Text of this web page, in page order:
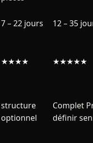
7 – 22 jours 12 – 35
★★★★ ★★★★★
structure
optionnel
Complet
définir